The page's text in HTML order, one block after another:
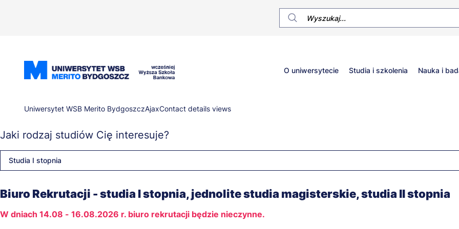
Główne
O uniwersytecie Studia i szkolenia Nauka i
Ścieżka
nawigacyjna
Uniwersytet WSB Merito BydgoszczAjaxContact details views
Jaki rodzaj studiów Cię interesuje?
Studia I stopnia
Biuro Rekrutacji - studia I stopnia, jednolite studia magisterskie, studia II stopnia
W dniach 14.08 - 16.08.2026 r. biuro rekrutacji będzie nieczynne.